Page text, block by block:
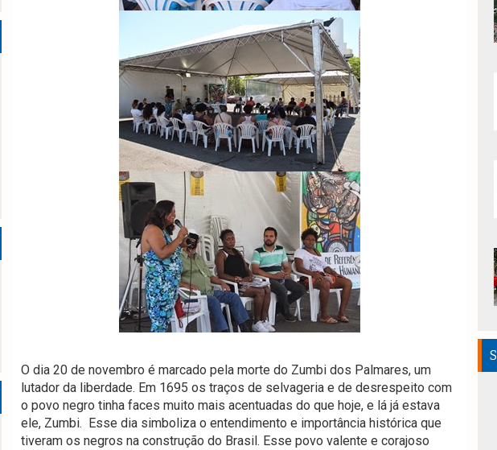
O dia 20 de novembro é marcado pela morte do Zumbi dos Palmares, um
lutador da liberdade. Em 1695 os traços de selvageria e de desrespeito com
o povo negro tinha faces muito mais acentuadas do que hoje, e lá já estava
ele, Zumbi. Esse dia simboliza o entendimento e importância histórica que
tiveram os negros na construção do Brasil. Esse povo valente e corajoso